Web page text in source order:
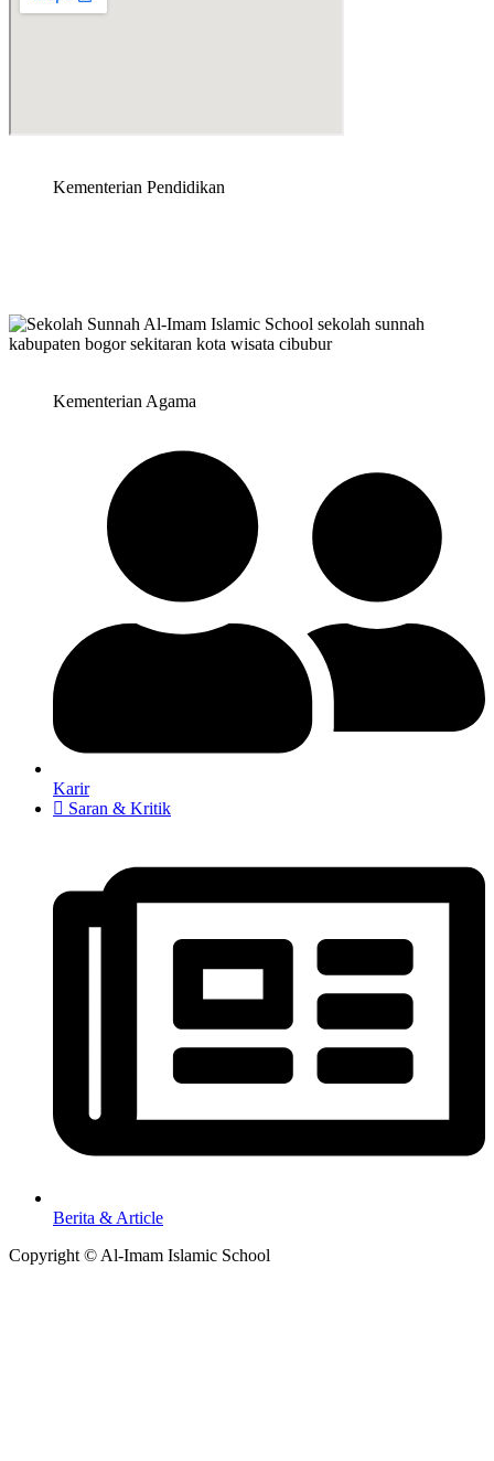
Kementerian Pendidikan
Kementerian Agama
Karir
Saran & Kritik
Berita & Article
Copyright © Al-Imam Islamic School